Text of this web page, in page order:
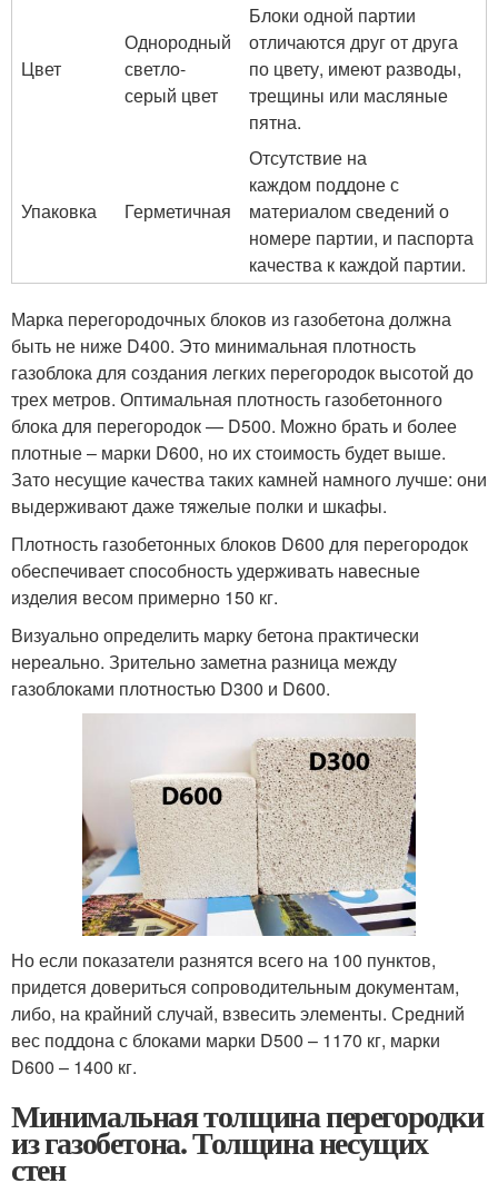
Цвет
Однородный
светло-
серый цвет
Блоки одной партии
отличаются друг от друга
по цвету, имеют разводы,
трещины или масляные
пятна.
Упаковка Герметичная
Отсутствие на
каждом поддоне с
материалом сведений о
номере партии, и паспорта
качества к каждой партии.
Марка перегородочных блоков из газобетона должна
быть не ниже D400. Это минимальная плотность
газоблока для создания легких перегородок высотой до
трех метров. Оптимальная плотность газобетонного
блока для перегородок — D500. Можно брать и более
плотные – марки D600, но их стоимость будет выше.
Зато несущие качества таких камней намного лучше: они
выдерживают даже тяжелые полки и шкафы.
Плотность газобетонных блоков D600 для перегородок
обеспечивает способность удерживать навесные
изделия весом примерно 150 кг.
Визуально определить марку бетона практически
нереально. Зрительно заметна разница между
газоблоками плотностью D300 и D600.
Но если показатели разнятся всего на 100 пунктов,
придется довериться сопроводительным документам,
либо, на крайний случай, взвесить элементы. Средний
вес поддона с блоками марки D500 – 1170 кг, марки
D600 – 1400 кг.
Минимальная толщина перегородки
из газобетона. Толщина несущих
стен